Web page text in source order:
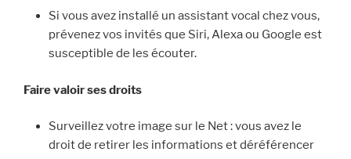
Si vous avez installé un assistant vocal chez vous,
prévenez vos invités que Siri, Alexa ou Google est
susceptible de les écouter.
Faire valoir ses droits
Surveillez votre image sur le Net : vous avez le
droit de retirer les informations et déréférencer